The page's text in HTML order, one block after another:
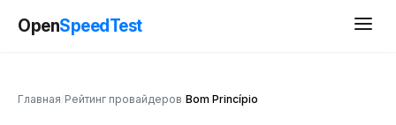
OpenSpeedTest
Главная Рейтинг провайдеров Bom Princípio